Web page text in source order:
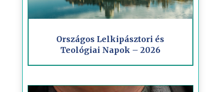
Országos Lelkipásztori és
Teológiai Napok – 2026